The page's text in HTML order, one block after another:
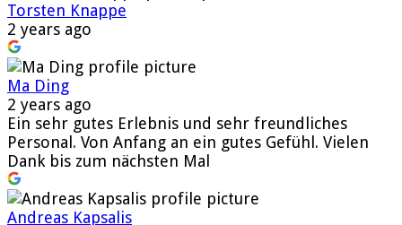
Torsten Knappe
2 years ago
Ma Ding
2 years ago
Ein sehr gutes Erlebnis und sehr freundliches
Personal. Von Anfang an ein gutes Gefühl. Vielen
Dank bis zum nächsten Mal
Andreas Kapsalis